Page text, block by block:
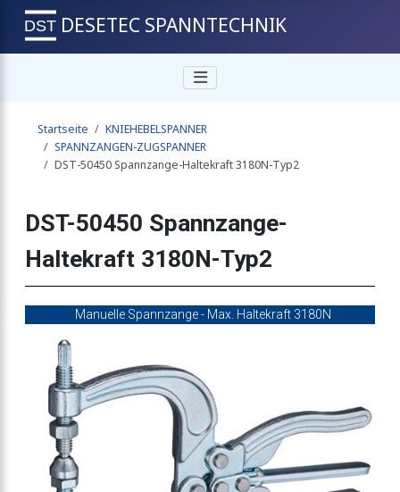
senkrecht Haltekraft 3400N
waagrecht Haltekraft 3400N
800N
900N
1590N
DESETEC SPANNTECHNIK
Startseite
KNIEHEBELSPANNER
SPANNZANGEN-ZUGSPANNER
DST-50450 Spannzange-Haltekraft 3180N-Typ2
DST-50450 Spannzange-
Haltekraft 3180N-Typ2
Manuelle Spannzange - Max. Haltekraft 3180N